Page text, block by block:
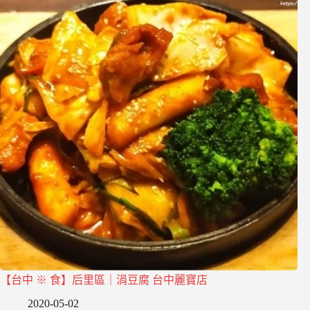
【台中 ※ 食】后里區｜涓豆腐 台中麗寶店
2020-05-02